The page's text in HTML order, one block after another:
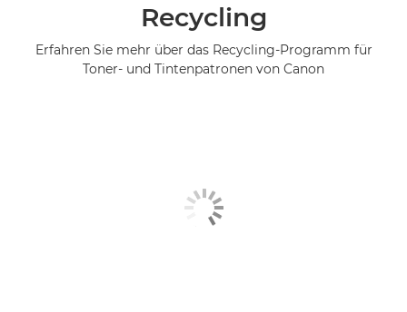
Recycling
Erfahren Sie mehr über das Recycling-Programm für
Toner- und Tintenpatronen von Canon